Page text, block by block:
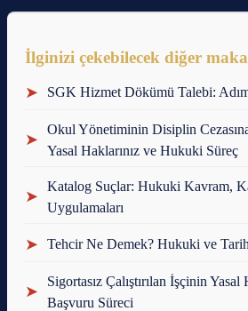
İlginizi çekebilecek diğer
➤ SGK Hizmet Dökümü Talebi:
➤
Okul Yönetiminin Disiplin
Yasal Haklarınız ve Hukuki Süreç
➤
Katalog Suçlar: Hukuki Kavram,
Uygulamaları
➤ Tehcir Ne Demek? Hukuki ve
➤
Sigortasız Çalıştırılan İşçinin Yasal
Başvuru Süreci